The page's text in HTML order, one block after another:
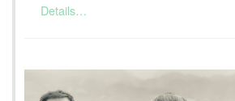
Details…